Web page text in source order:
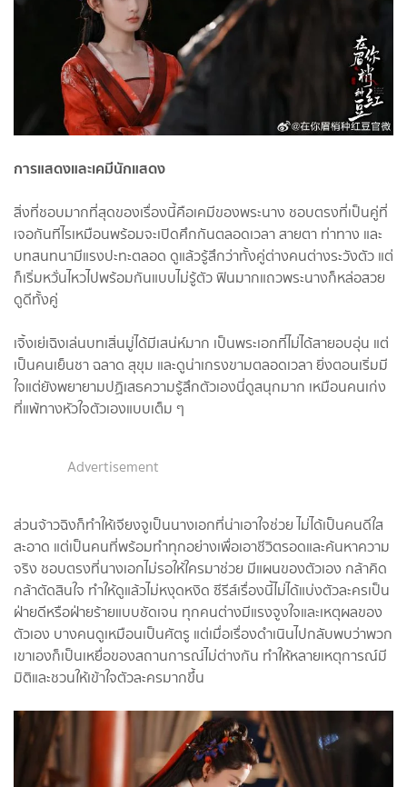
การแสดงและเคมีนักแสดง
สิ่งที่ชอบมากที่สุดของเรื่องนี้คือเคมีของพระนาง ชอบตรงที่เป็นคู่ที่
เจอกันทีไรเหมือนพร้อมจะเปิดศึกกันตลอดเวลา สายตา ท่าทาง และ
บทสนทนามีแรงปะทะตลอด ดูแล้วรู้สึกว่าทั้งคู่ต่างคนต่างระวังตัว แต่
ก็เริ่มหวั่นไหวไปพร้อมกันแบบไม่รู้ตัว ฟินมากแถวพระนางก็หล่อสวย
ดูดีทั้งคู่
เจิ้งเย่เฉิงเล่นบทเสิ่นมู่ได้มีเสน่ห์มาก เป็นพระเอกที่ไม่ได้สายอบอุ่น แต่
เป็นคนเย็นชา ฉลาด สุขุม และดูน่าเกรงขามตลอดเวลา ยิ่งตอนเริ่มมี
ใจแต่ยังพยายามปฏิเสธความรู้สึกตัวเองนี่ดูสนุกมาก เหมือนคนเก่ง
ที่แพ้ทางหัวใจตัวเองแบบเต็ม ๆ
Advertisement
ส่วนจ้าวฉิงก็ทำให้เจียงจูเป็นนางเอกที่น่าเอาใจช่วย ไม่ได้เป็นคนดีใส
สะอาด แต่เป็นคนที่พร้อมทำทุกอย่างเพื่อเอาชีวิตรอดและค้นหาความ
จริง ชอบตรงที่นางเอกไม่รอให้ใครมาช่วย มีแผนของตัวเอง กล้าคิด
กล้าตัดสินใจ ทำให้ดูแล้วไม่หงุดหงิด ซีรีส์เรื่องนี้ไม่ได้แบ่งตัวละครเป็น
ฝ่ายดีหรือฝ่ายร้ายแบบชัดเจน ทุกคนต่างมีแรงจูงใจและเหตุผลของ
ตัวเอง บางคนดูเหมือนเป็นศัตรู แต่เมื่อเรื่องดำเนินไปกลับพบว่าพวก
เขาเองก็เป็นเหยื่อของสถานการณ์ไม่ต่างกัน ทำให้หลายเหตุการณ์มี
มิติและชวนให้เข้าใจตัวละครมากขึ้น